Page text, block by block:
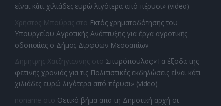
είναι κάτι χιλιάδες ευρώ λιγότερα από πέρυσι» (video)
Χρήστος Μπούρας στο Εκτός χρηματοδότησης του
Υπουργείου Αγροτικής Ανάπτυξης για έργα αγροτικής
οδοποιίας ο Δήμος Διρφύων Μεσσαπίων
Δημητρης Χατζηγιαννης στο Σπυρόπουλος:«Τα έξοδα της
φετινής χρονιάς για τις Πολιτιστικές εκδηλώσεις είναι κάτι
χιλιάδες ευρώ λιγότερα από πέρυσι» (video)
noname στο Θετικό βήμα από τη Δημοτική αρχή οι